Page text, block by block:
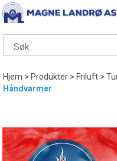
Hjem>Produkter>Friluft>
Håndvarmer